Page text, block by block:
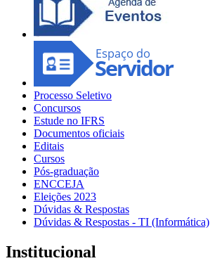
Processo Seletivo
Concursos
Estude no IFRS
Documentos oficiais
Editais
Cursos
Pós-graduação
ENCCEJA
Eleições 2023
Dúvidas & Respostas
Dúvidas & Respostas - TI (Informática)
Institucional